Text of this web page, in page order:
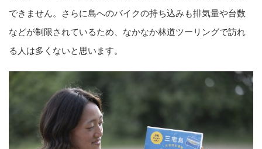
できません。さらに島へのバイクの持ち込みも排気量や台数
などが制限されているため、なかなか林道ツーリングで訪れ
る人は多くないと思います。